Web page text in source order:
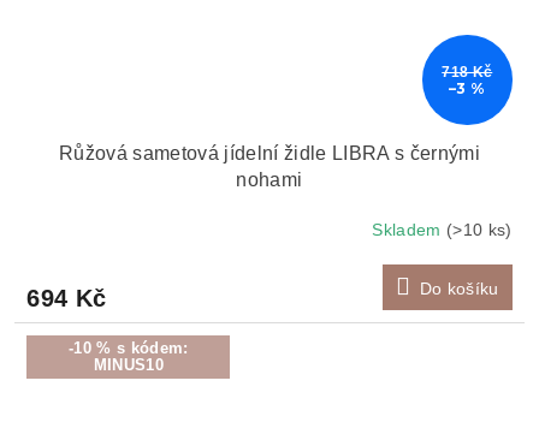
718 Kč
–3 %
Růžová sametová jídelní židle LIBRA s černými
nohami
Skladem (>10 ks)
694 Kč Do košíku
-10 % s kódem:
MINUS10